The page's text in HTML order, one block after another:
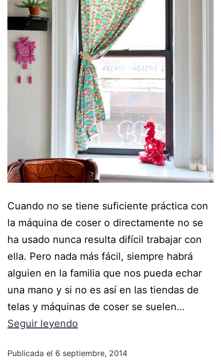
Cuando no se tiene suficiente práctica con
la máquina de coser o directamente no se
ha usado nunca resulta difícil trabajar con
ella. Pero nada más fácil, siempre habrá
alguien en la familia que nos pueda echar
una mano y si no es así en las tiendas de
telas y máquinas de coser se suelen…
Seguir leyendo
Publicada el 6 septiembre, 2014